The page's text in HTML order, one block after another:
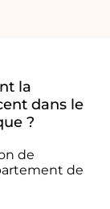
la
dans le
?
de
de